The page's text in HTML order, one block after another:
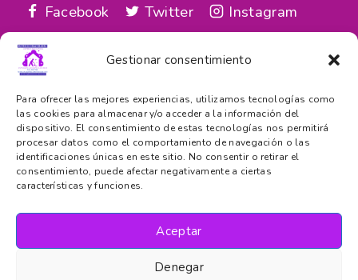
Gestionar consentimiento
Para ofrecer las mejores experiencias, utilizamos tecnologías como
las cookies para almacenar y/o acceder a la información del
dispositivo. El consentimiento de estas tecnologías nos permitirá
procesar datos como el comportamiento de navegación o las
identificaciones únicas en este sitio. No consentir o retirar el
consentimiento, puede afectar negativamente a ciertas
características y funciones.
Aceptar
Denegar
Facebook Twitter
Instagram
google_reviews
Servicios
Cuenta
Información